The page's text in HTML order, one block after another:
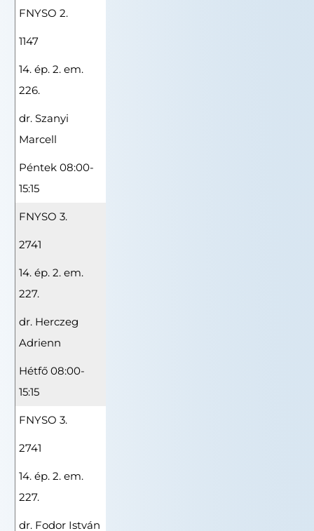
FNYSO 2.
1147
14. ép. 2. em.
226.
dr. Szanyi
Marcell
Péntek 08:00-
15:15
FNYSO 3.
2741
14. ép. 2. em.
227.
dr. Herczeg
Adrienn
Hétfő 08:00-
15:15
FNYSO 3.
2741
14. ép. 2. em.
227.
dr. Fodor István